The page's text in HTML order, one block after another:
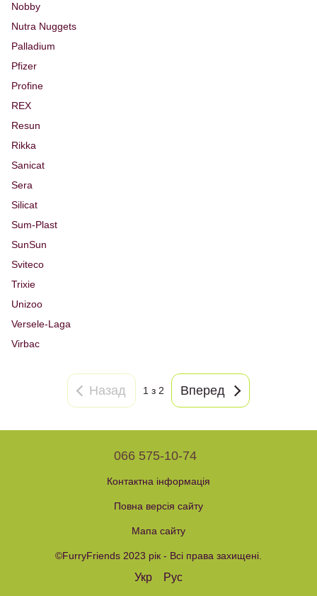
Nobby
Nutra Nuggets
Palladium
Pfizer
Profine
REX
Resun
Rikka
Sanicat
Sera
Silicat
Sum-Plast
SunSun
Sviteco
Trixie
Unizoo
Versele-Laga
Virbac
Назад 1 з 2 Вперед
066 575-10-74
Контактна інформація
Повна версія сайту
Мапа сайту
©FurryFriends 2023 рік - Всі права захищені.
Укр Рус